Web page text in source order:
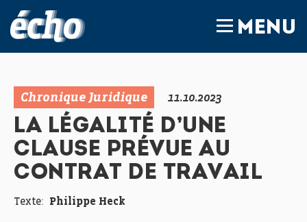
MENU
Chronique Juridique 11.10.2023
LA LÉGALITÉ D’UNE
CLAUSE PRÉVUE AU
CONTRAT DE TRAVAIL
Texte: Philippe Heck